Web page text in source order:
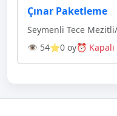
Çınar Paketleme
Seymenli Tece
👁 54⭐0 oy⏰ Kapalı